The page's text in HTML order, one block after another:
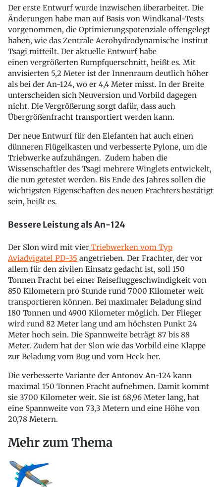
Der erste Entwurf wurde inzwischen überarbeitet. Die
Änderungen habe man auf Basis von Windkanal-Tests
vorgenommen, die Optimierungspotenziale offengelegt
haben, wie das Zentrale Aerohydrodynamische Institut
Tsagi mitteilt. Der aktuelle Entwurf habe
einen vergrößerten Rumpfquerschnitt, heißt es. Mit
anvisierten 5,2 Meter ist der Innenraum deutlich höher
als bei der An-124, wo er 4,4 Meter misst. In der Breite
unterscheiden sich Neuversion und Vorbild dagegen
nicht. Die Vergrößerung sorgt dafür, dass auch
Übergrößenfracht transportiert werden kann.
Der neue Entwurf für den Elefanten hat auch einen
dünneren Flügelkasten und verbesserte Pylone, um die
Triebwerke aufzuhängen. Zudem haben die
Wissenschaftler des Tsagi mehrere Winglets entwickelt,
die nun getestet werden. Bis Ende des Jahres sollen die
wichtigsten Eigenschaften des neuen Frachters bestätigt
sein, heißt es.
Bessere Leistung als An-124
Der Slon wird mit vier Triebwerken vom Typ
Aviadvigatel PD-35 angetrieben. Der Frachter, der vor
allem für den zivilen Einsatz gedacht ist, soll 150
Tonnen Fracht bei einer Reisefluggeschwindigkeit von
850 Kilometern pro Stunde rund 7000 Kilometer weit
transportieren können. Bei maximaler Beladung sind
180 Tonnen und 4900 Kilometer möglich. Der Flieger
wird rund 82 Meter lang und am höchsten Punkt 24
Meter hoch sein. Die Spannweite beträgt 87 bis 88
Meter. Zudem hat der Slon wie das Vorbild eine Klappe
zur Beladung vom Bug und vom Heck her.
Die verbesserte Variante der Antonov An-124 kann
maximal 150 Tonnen Fracht aufnehmen. Damit kommt
sie 3700 Kilometer weit. Sie ist 68,96 Meter lang, hat
eine Spannweite von 73,3 Metern und eine Höhe von
20,78 Metern.
Mehr zum Thema